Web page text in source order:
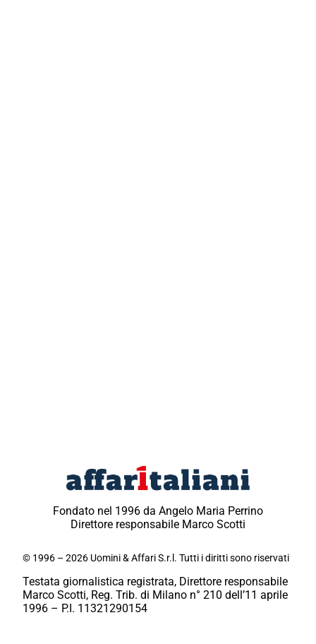
Fondato nel 1996 da Angelo Maria Perrino
Direttore responsabile Marco Scotti
© 1996 – 2026 Uomini & Affari S.r.l. Tutti i diritti sono riservati
Testata giornalistica registrata, Direttore responsabile
Marco Scotti, Reg. Trib. di Milano n° 210 dell’11 aprile
1996 – P.I. 11321290154